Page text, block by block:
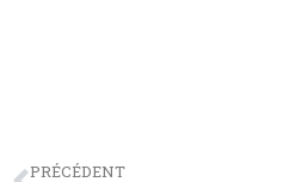
PRÉCÉDENT